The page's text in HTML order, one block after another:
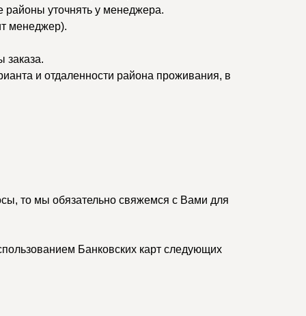
районы уточнять у менеджера.
менеджер).
заказа.
и отдаленности района проживания, в
то мы обязательно свяжемся с Вами для
Банковских карт следующих